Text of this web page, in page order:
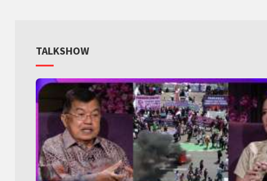
TALKSHOW